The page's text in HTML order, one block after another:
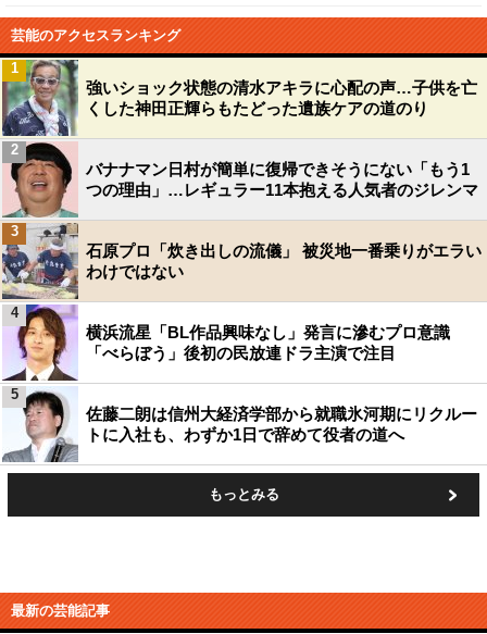
芸能のアクセスランキング
強いショック状態の清水アキラに心配の声…子供を亡
くした神田正輝らもたどった遺族ケアの道のり
1
バナナマン日村が簡単に復帰できそうにない「もう1
つの理由」…レギュラー11本抱える人気者のジレンマ
2
石原プロ「炊き出しの流儀」 被災地一番乗りがエラい
わけではない
3
横浜流星「BL作品興味なし」発言に滲むプロ意識
「べらぼう」後初の民放連ドラ主演で注目
4
佐藤二朗は信州大経済学部から就職氷河期にリクルー
トに入社も、わずか1日で辞めて役者の道へ
5
もっとみる
最新の芸能記事